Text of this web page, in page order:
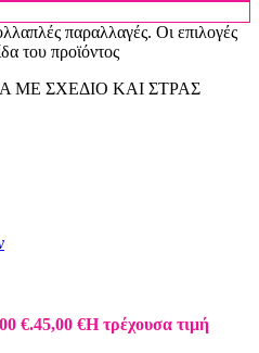
παραλλαγές. Οι επιλογές
του προϊόντος
ΣΧΕΔΙΟ ΚΑΙ ΣΤΡΑΣ
€.45,00 €Η τρέχουσα τιμή